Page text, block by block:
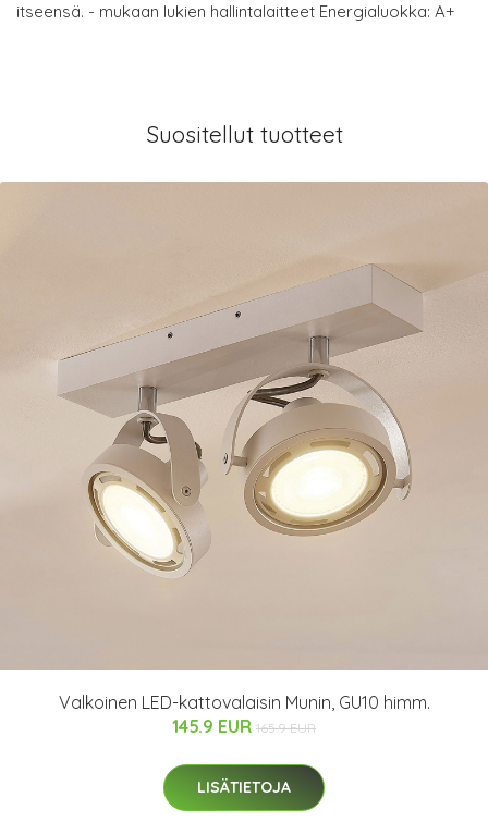
itseensä. - mukaan lukien hallintalaitteet Energialuokka: A+
Suositellut tuotteet
Valkoinen LED-kattovalaisin Munin, GU10 himm.
145.9 EUR 165.9 EUR
LISÄTIETOJA